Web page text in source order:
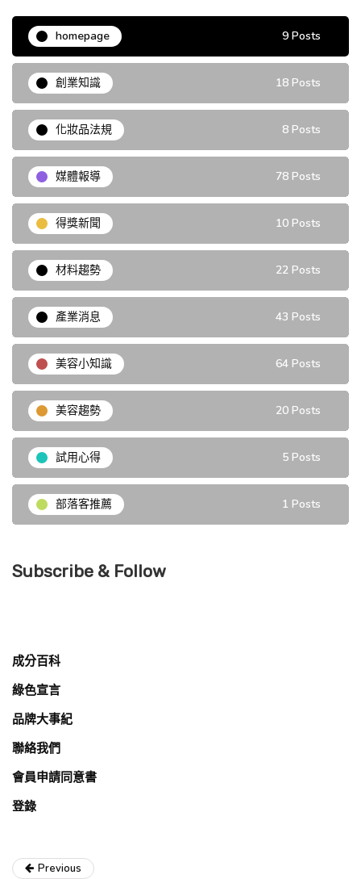
homepage 9 Posts
創業知識 18 Posts
化妝品法規 8 Posts
媒體報導 78 Posts
得獎新聞 10 Posts
材料趨勢 22 Posts
產業消息 43 Posts
美容小知識 64 Posts
美容趨勢 20 Posts
試用心得 5 Posts
部落客推薦 1 Posts
Subscribe & Follow
成分百科
綠色宣言
品牌大事紀
聯絡我們
會員申請同意書
登錄
Previous